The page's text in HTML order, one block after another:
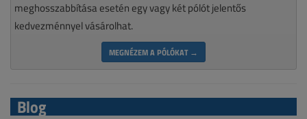
meghosszabbítása esetén egy vagy két pólót jelentős
kedvezménnyel vásárolhat.
MEGNÉZEM A PÓLÓKAT →
Blog